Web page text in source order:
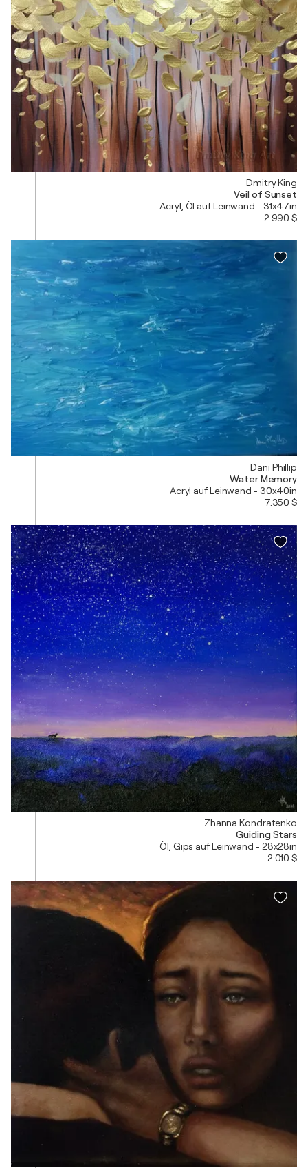
Dmitry King
Veil of Sunset
Acryl, Öl auf Leinwand - 31x47in
2.990 $
Dani Phillip
Water Memory
Acryl auf Leinwand - 30x40in
7.350 $
Zhanna Kondratenko
Guiding Stars
Öl, Gips auf Leinwand - 28x28in
2.010 $